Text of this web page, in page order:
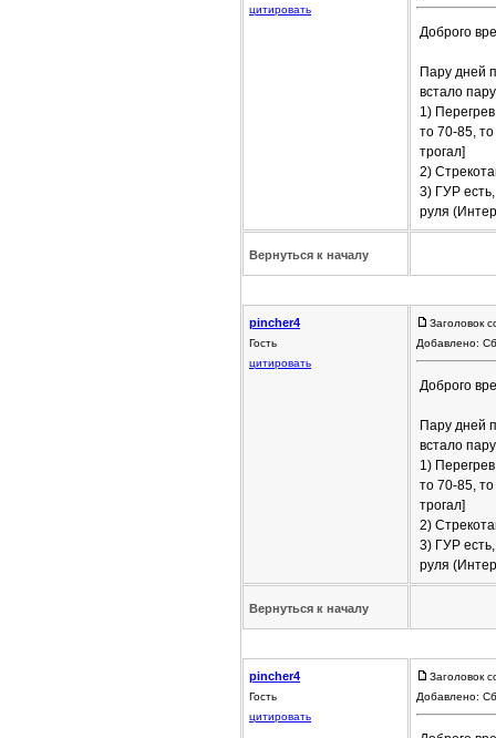
цитировать
Доброго
Пару дней
встало
1)
то 70-85,
трогал]
2)
3) ГУР
руля
Вернуться к началу
pincher4
Гость
цитировать
Заголовок
Добавлено:
Доброго
Пару дней
встало
1)
то 70-85,
трогал]
2)
3) ГУР
руля
Вернуться к началу
pincher4
Гость
цитировать
Заголовок
Добавлено: